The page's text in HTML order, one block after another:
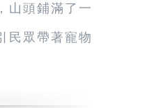
山頭鋪滿了一
民眾帶著寵物